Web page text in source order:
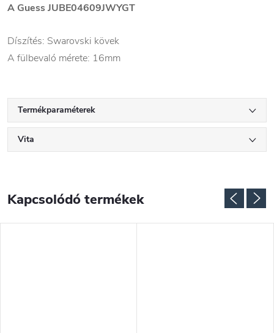
A Guess JUBE04609JWYGT
Díszítés: Swarovski kövek
A fülbevaló mérete: 16mm
Termékparaméterek
Vita
Kapcsolódó termékek